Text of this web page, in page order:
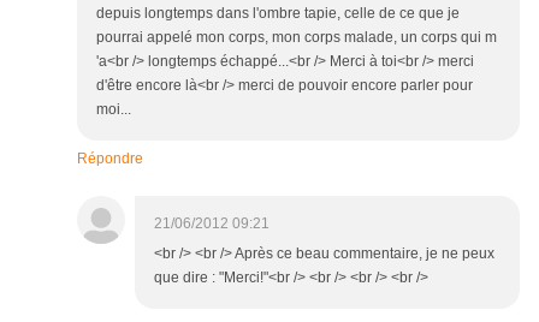
depuis longtemps dans l'ombre tapie, celle de ce que je
pourrai appelé mon corps, mon corps malade, un corps qui m
'a<br /> longtemps échappé...<br /> Merci à toi<br /> merci
d'être encore là<br /> merci de pouvoir encore parler pour
moi...
Répondre
21/06/2012 09:21
<br /> <br /> Après ce beau commentaire, je ne peux
que dire : "Merci!"<br /> <br /> <br /> <br />